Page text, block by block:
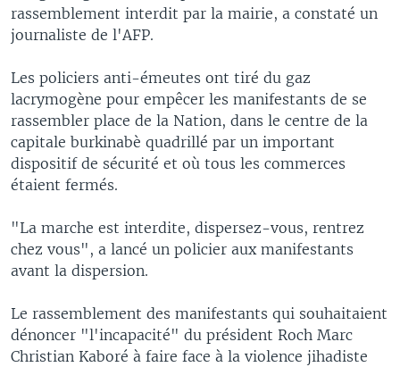
rassemblement interdit par la mairie, a constaté un
journaliste de l'AFP.
Les policiers anti-émeutes ont tiré du gaz
lacrymogène pour empêcer les manifestants de se
rassembler place de la Nation, dans le centre de la
capitale burkinabè quadrillé par un important
dispositif de sécurité et où tous les commerces
étaient fermés.
"La marche est interdite, dispersez-vous, rentrez
chez vous", a lancé un policier aux manifestants
avant la dispersion.
Le rassemblement des manifestants qui souhaitaient
dénoncer "l'incapacité" du président Roch Marc
Christian Kaboré à faire face à la violence jihadiste